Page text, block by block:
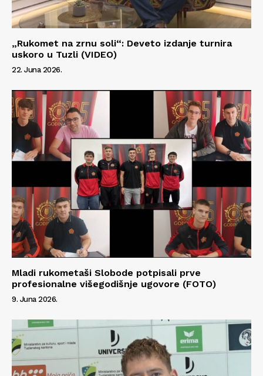
Info
Kontakt
Impressum
„Rukomet na zrnu soli“: Deveto izdanje turnira
uskoro u Tuzli (VIDEO)
22. Juna 2026.
Mladi rukometaši Slobode potpisali prve
profesionalne višegodišnje ugovore (FOTO)
9. Juna 2026.